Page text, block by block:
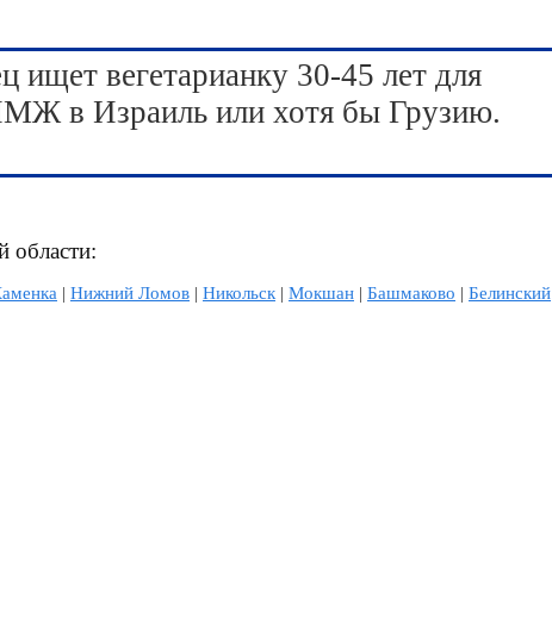
ищет вегетарианку 30-45 лет для
в Израиль или хотя бы Грузию.
области:
| Нижний Ломов | Никольск | Мокшан | Башмаково | Белинский